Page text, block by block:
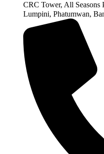
CRC Tower, All Seasons
Lumpini, Phatumwan,